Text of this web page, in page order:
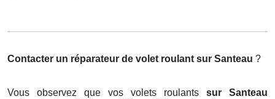
Contacter un réparateur de volet roulant sur Santeau ?
Vous observez que vos volets roulants sur Santeau